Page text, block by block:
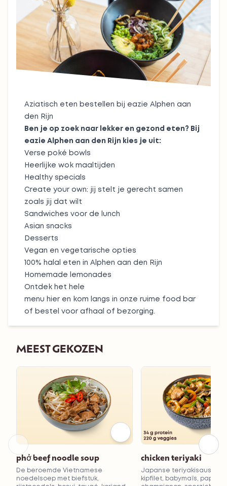
Aziatisch eten bestellen bij eazie Alphen aan
den Rijn
Ben je op zoek naar lekker en gezond eten? Bij
eazie Alphen aan den Rijn kies je uit:
Verse poké bowls
Heerlijke wok maaltijden
Healthy specials
Create your own: jij stelt je gerecht samen
zoals jij dat wilt
Sandwiches voor de lunch
Asian snacks
Desserts
Vegan en vegetarische opties
100% halal
eten in Alphen aan den Rijn
Homemade lemonades
Ontdek het hele
menu hier en kom langs in onze ruime food bar
of bestel voor afhaal of bezorging.
MEEST GEKOZEN
phở beef noodle soup
De beroemde Vietnamese
noedelsoep met biefstuk,
chicken teriyaki
Japanse teriyakisaus
kipfilet, babymaïs, paprika,